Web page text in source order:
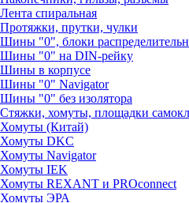
Лента спиральная
Протяжки, прутки, чулки
Шины "0", блоки
Шины "0" на DIN-рейку
Шины в корпусе
Шины "0" Navigator
Шины "0" без изолятора
Стяжки, хомуты, площадки
Хомуты (Китай)
Хомуты DKC
Хомуты Navigator
Хомуты IEK
Хомуты REXANT и PROconnect
Хомуты ЭРА